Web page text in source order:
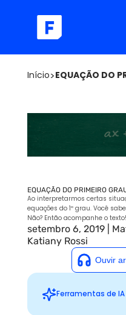
Início>EQUAÇÃO DO
EQUAÇÃO DO PRIMEIRO
Ao interpretarmos certas
equações do 1º grau. Você
Não? Então acompanhe o texto!
setembro 6, 2019
Katiany Rossi
Ferramentas de IA